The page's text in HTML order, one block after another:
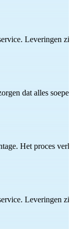
Leveringen
dat alles
Het proces
Leveringen